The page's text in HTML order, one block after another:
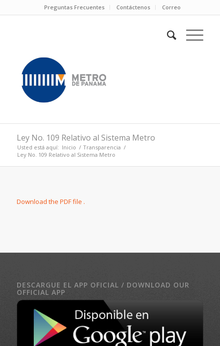
Preguntas Frecuentes Contáctenos Correo
Ley No. 109 Relativo al Sistema Metro
Usted está aquí: Inicio / Transparencia /
Ley No. 109 Relativo al Sistema Metro
Download the PDF file .
DESCARGUE EL APP OFICIAL / DOWNLOAD OUR
OFFICIAL APP